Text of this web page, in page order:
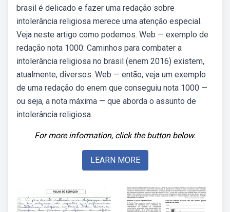
brasil é delicado e fazer uma redação sobre
intolerância religiosa merece uma atenção especial.
Veja neste artigo como podemos. Web — exemplo de
redação nota 1000: Caminhos para combater a
intolerância religiosa no brasil (enem 2016) existem,
atualmente, diversos. Web — então, veja um exemplo
de uma redação do enem que conseguiu nota 1000 —
ou seja, a nota máxima — que aborda o assunto de
intolerância religiosa.
For more information, click the button below.
LEARN MORE